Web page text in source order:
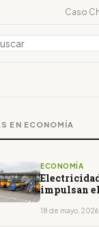
Caso
EN ECONOMÍA
ECONOMÍA
impulsan
18 de mayo, 2026